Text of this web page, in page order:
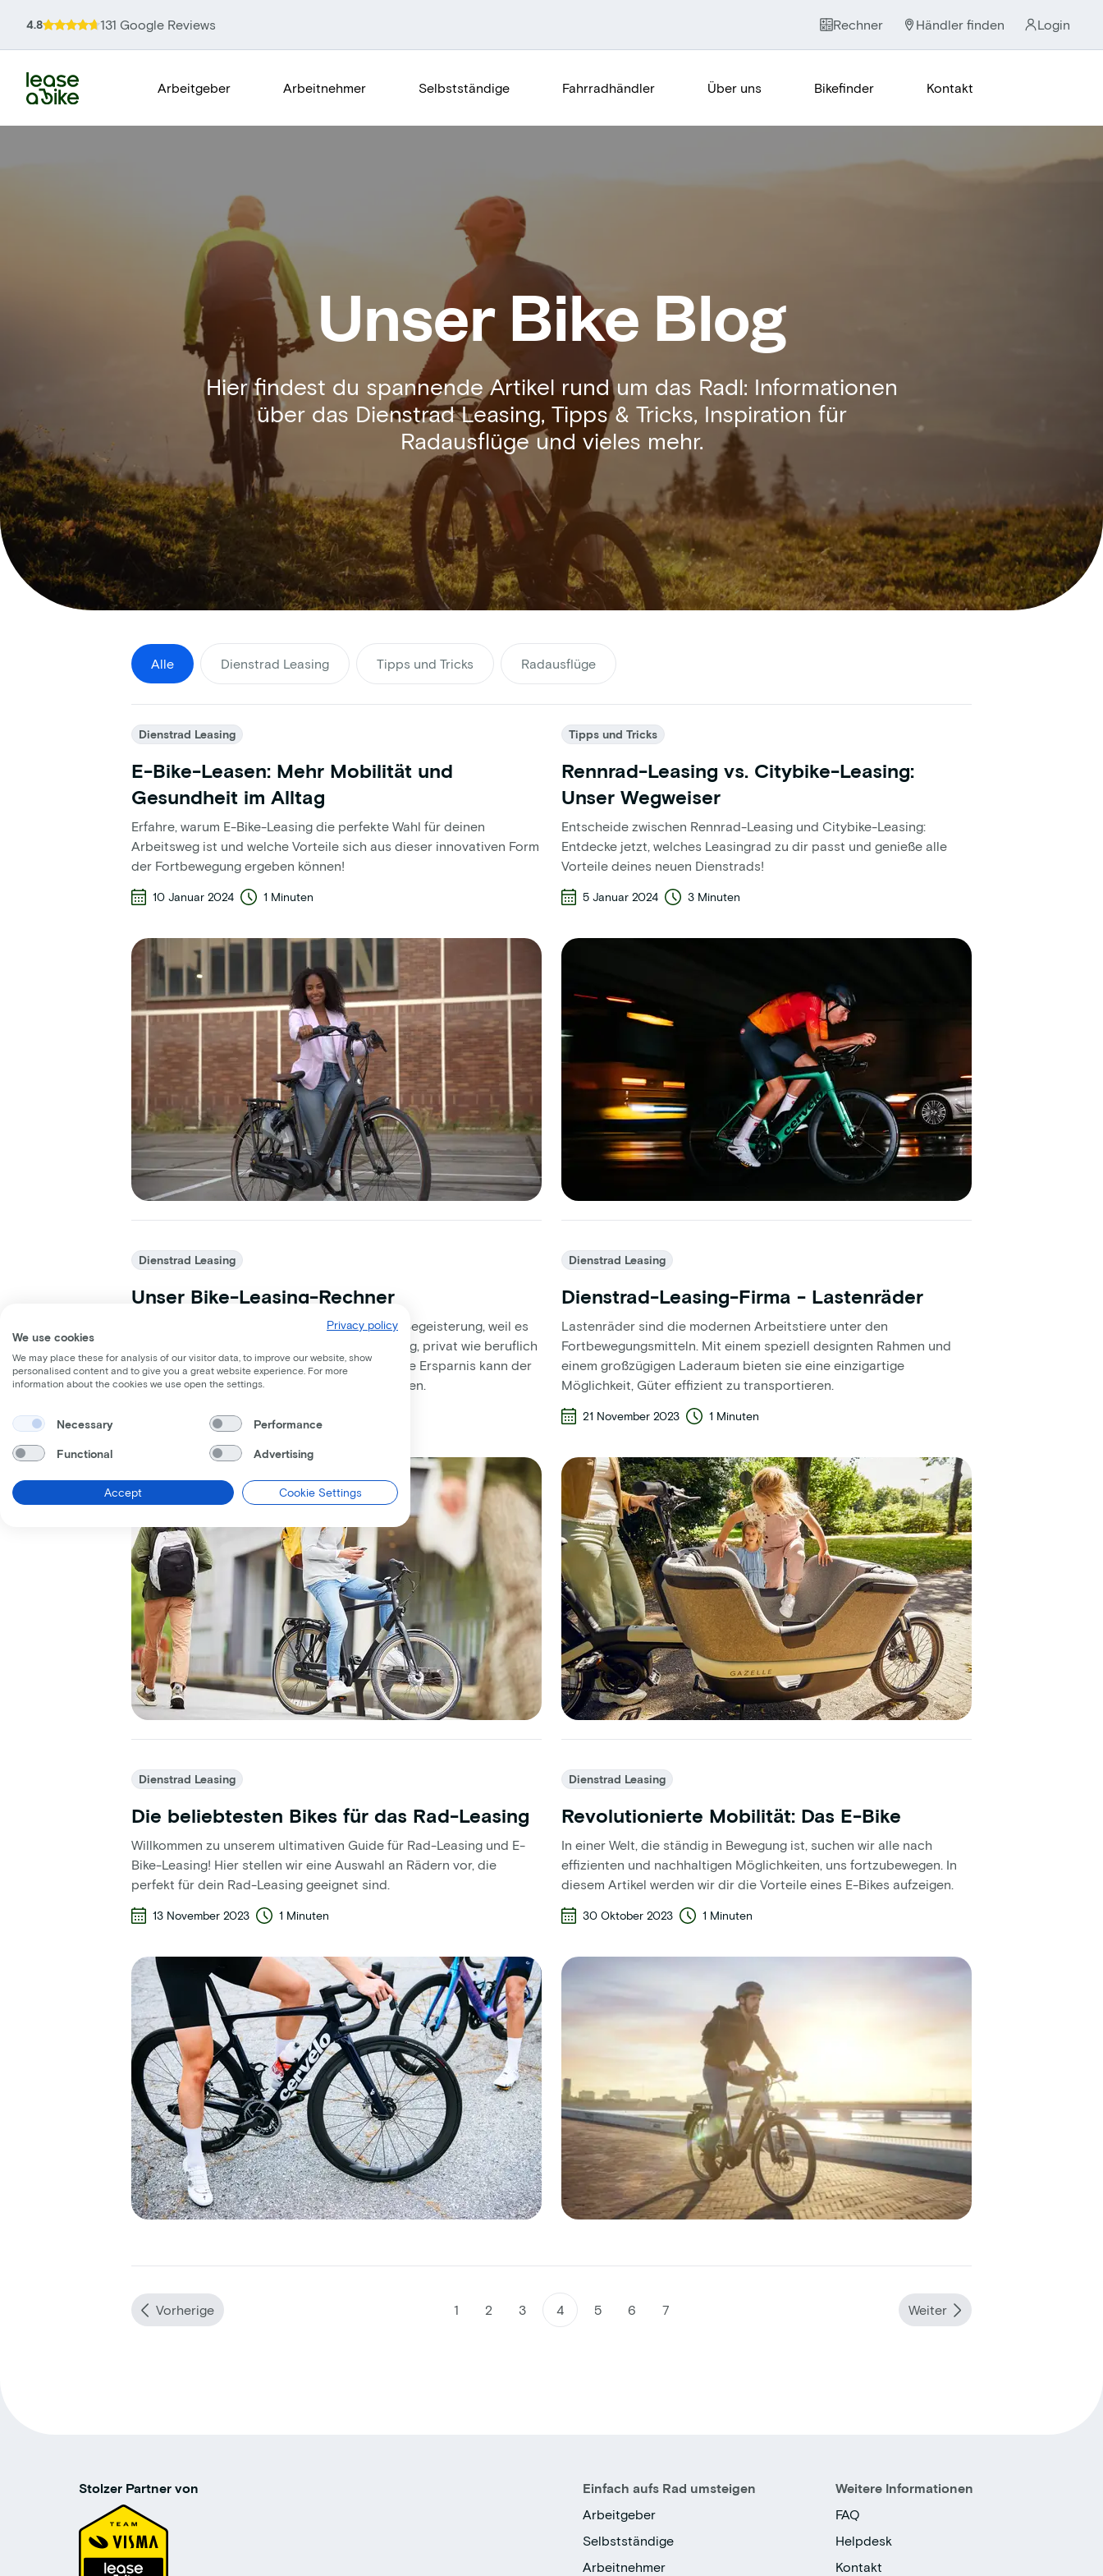
4.8 131 Google Reviews Rechner Händler finden Login
Arbeitgeber Arbeitnehmer Selbstständige Fahrradhändler Über uns Bikefinder Kontakt
Unser Bike Blog
Hier findest du spannende Artikel rund um das Radl: Informationen
über das Dienstrad Leasing, Tipps & Tricks, Inspiration für
Radausflüge und vieles mehr.
Alle Dienstrad Leasing Tipps und Tricks Radausflüge
Dienstrad Leasing
E-Bike-Leasen: Mehr Mobilität und
Gesundheit im Alltag
Erfahre, warum E-Bike-Leasing die perfekte Wahl für deinen
Arbeitsweg ist und welche Vorteile sich aus dieser innovativen Form
der Fortbewegung ergeben können!
10 Januar 2024 1 Minuten
Tipps und Tricks
Rennrad-Leasing vs. Citybike-Leasing:
Unser Wegweiser
Entscheide zwischen Rennrad-Leasing und Citybike-Leasing:
Entdecke jetzt, welches Leasingrad zu dir passt und genieße alle
Vorteile deines neuen Dienstrads!
5 Januar 2024 3 Minuten
Dienstrad Leasing
Unser Bike-Leasing-Rechner
Dienstrad-Leasing erfreut sich zunehmender Begeisterung, weil es
eine nachhaltige Möglichkeit der Fortbewegung, privat wie beruflich
ist und Steuerersparnisse mit sich bringt. Deine Ersparnis kann der
Bike-Leasing-Rechner von Lease a Bike anzeigen.
11 Dezember 2023
Dienstrad Leasing
Dienstrad-Leasing-Firma - Lastenräder
Lastenräder sind die modernen Arbeitstiere unter den
Fortbewegungsmitteln. Mit einem speziell designten Rahmen und
einem großzügigen Laderaum bieten sie eine einzigartige
Möglichkeit, Güter effizient zu transportieren.
21 November 2023 1 Minuten
Dienstrad Leasing
Die beliebtesten Bikes für das Rad-Leasing
Willkommen zu unserem ultimativen Guide für Rad-Leasing und E-
Bike-Leasing! Hier stellen wir eine Auswahl an Rädern vor, die
perfekt für dein Rad-Leasing geeignet sind.
13 November 2023 1 Minuten
Dienstrad Leasing
Revolutionierte Mobilität: Das E-Bike
In einer Welt, die ständig in Bewegung ist, suchen wir alle nach
effizienten und nachhaltigen Möglichkeiten, uns fortzubewegen. In
diesem Artikel werden wir dir die Vorteile eines E-Bikes aufzeigen.
30 Oktober 2023 1 Minuten
Vorherige 1 2 3 4 5 6 7 Weiter
Stolzer Partner von
Einfach aufs Rad umsteigen
Arbeitgeber
Selbstständige
Arbeitnehmer
Weitere Informationen
FAQ
Helpdesk
Kontakt
Privacy policy
We use cookies
We may place these for analysis of our visitor data, to improve our website, show
personalised content and to give you a great website experience. For more
information about the cookies we use open the settings.
Necessary Performance
Functional Advertising
Accept Cookie Settings